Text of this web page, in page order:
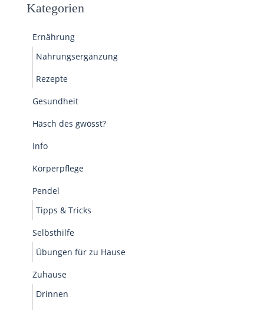
Kategorien
Ernährung
Nahrungsergänzung
Rezepte
Gesundheit
Häsch des gwösst?
Info
Körperpflege
Pendel
Tipps & Tricks
Selbsthilfe
Übungen für zu Hause
Zuhause
Drinnen